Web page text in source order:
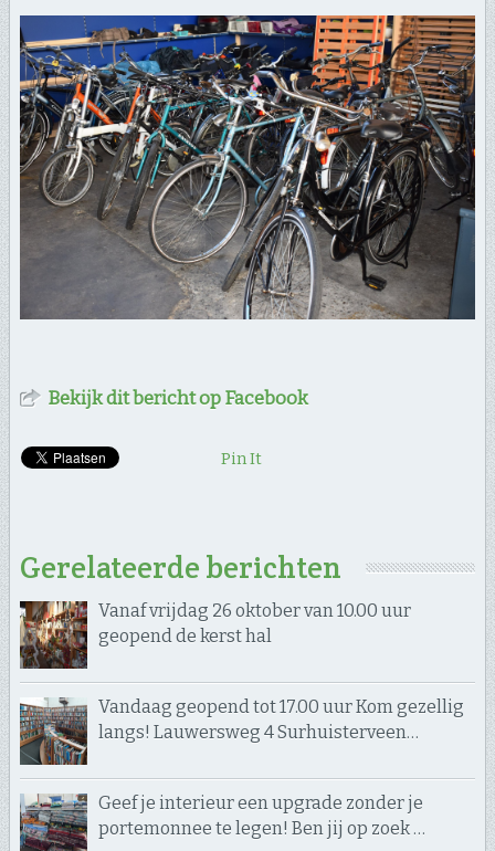
Bekijk dit bericht op Facebook
Pin It
Gerelateerde berichten
Vanaf vrijdag 26 oktober van 10.00 uur
geopend de kerst hal
Vandaag geopend tot 17.00 uur Kom gezellig
langs! Lauwersweg 4 Surhuisterveen…
Geef je interieur een upgrade zonder je
portemonnee te legen! Ben jij op zoek …